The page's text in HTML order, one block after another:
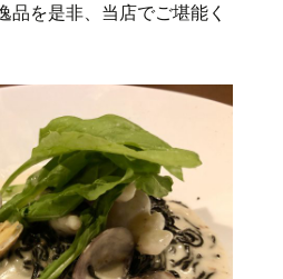
品を是非、当店でご堪能く